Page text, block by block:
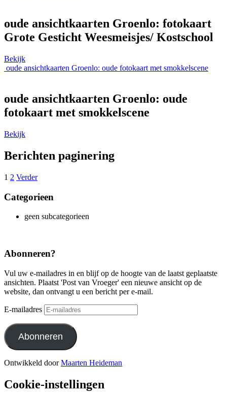
oude ansichtkaarten Groenlo: fotokaart
Grote Gesticht Weesmeisjes/ Kostschool
Bekijk
oude ansichtkaarten Groenlo: oude fotokaart met smokkelscene
oude ansichtkaarten Groenlo: oude
fotokaart met smokkelscene
Bekijk
Berichten paginering
1 2 Verder
Categorieen
geen subcategorieen
Abonneren?
Vul uw e-mailadres in en blijf op de hoogte van de laatst geplaatste
ansichten. Plaatst 'Post van Vroeger' een nieuwe ansicht op de
website, dan ontvangt u een bericht per e-mail.
E-mailadres
Abonneren
Ontwikkeld doorMaarten Heideman
Cookie-instellingen